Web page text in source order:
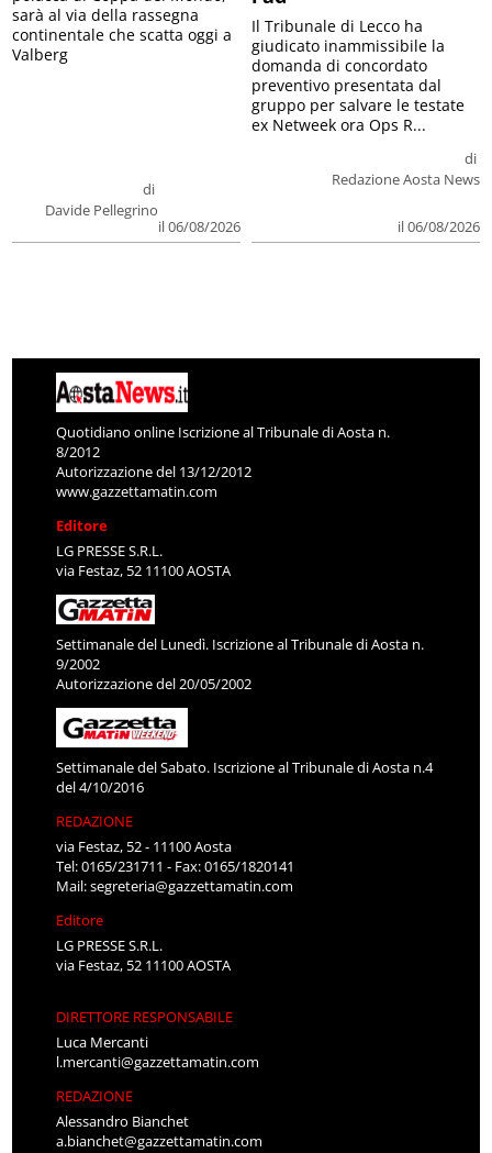
di
Davide Pellegrino
il 06/08/2026
sarà al via della rassegna
continentale che scatta oggi a
Valberg
di
Redazione Aosta News
il 06/08/2026
Il Tribunale di Lecco ha
giudicato inammissibile la
domanda di concordato
preventivo presentata dal
gruppo per salvare le testate
ex Netweek ora Ops R...
Quotidiano online Iscrizione al Tribunale di Aosta n.
8/2012
Autorizzazione del 13/12/2012
www.gazzettamatin.com
Editore
LG PRESSE S.R.L.
via Festaz, 52 11100 AOSTA
Settimanale del Lunedì. Iscrizione al Tribunale di Aosta n.
9/2002
Autorizzazione del 20/05/2002
Settimanale del Sabato. Iscrizione al Tribunale di Aosta n.4
del 4/10/2016
REDAZIONE
via Festaz, 52 - 11100 Aosta
Tel: 0165/231711 - Fax: 0165/1820141
Mail:segreteria@gazzettamatin.com
Editore
LG PRESSE S.R.L.
via Festaz, 52 11100 AOSTA
DIRETTORE RESPONSABILE
Luca Mercanti
l.mercanti@gazzettamatin.com
REDAZIONE
Alessandro Bianchet
a.bianchet@gazzettamatin.com